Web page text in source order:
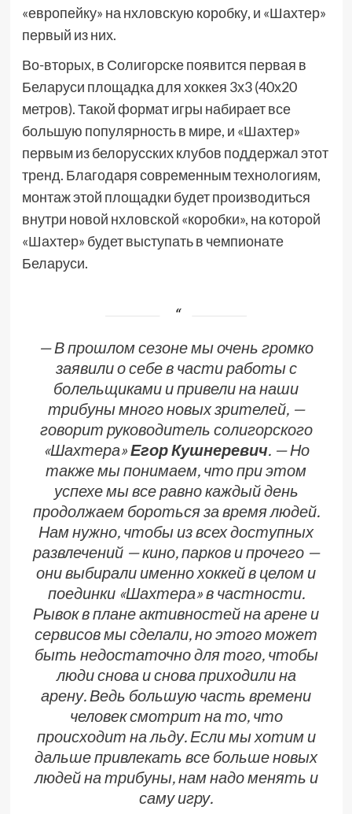
«европейку» на нхловскую коробку, и «Шахтер»
первый из них.
Во-вторых, в Солигорске появится первая в
Беларуси площадка для хоккея 3х3 (40х20
метров). Такой формат игры набирает все
большую популярность в мире, и «Шахтер»
первым из белорусских клубов поддержал этот
тренд. Благодаря современным технологиям,
монтаж этой площадки будет производиться
внутри новой нхловской «коробки», на которой
«Шахтер» будет выступать в чемпионате
Беларуси.
— В прошлом сезоне мы очень громко
заявили о себе в части работы с
болельщиками и привели на наши
трибуны много новых зрителей,—
говорит руководитель солигорского
«Шахтера»Егор Кушнеревич. —Но
также мы понимаем, что при этом
успехе мы все равно каждый день
продолжаем бороться за время людей.
Нам нужно, чтобы из всех доступных
развлечений — кино, парков и прочего —
они выбирали именно хоккей в целом и
поединки «Шахтера» в частности.
Рывок в плане активностей на арене и
сервисов мы сделали, но этого может
быть недостаточно для того, чтобы
люди снова и снова приходили на
арену. Ведь большую часть времени
человек смотрит на то, что
происходит на льду. Если мы хотим и
дальше привлекать все больше новых
людей на трибуны, нам надо менять и
саму игру.